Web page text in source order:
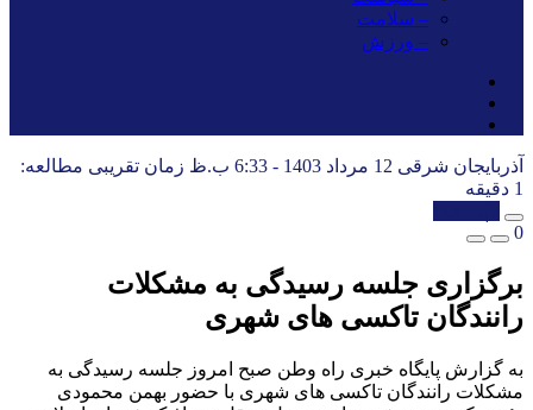
– سلامت
– ورزش
آذربایجان شرقی 12 مرداد 1403 - 6:33 ب.ظ
زمان تقریبی مطالعه:
1 دقیقه
0
برگزاری جلسه رسیدگی به مشکلات
رانندگان تاکسی های شهری
به گزارش پایگاه خبری راه وطن صبح امروز جلسه رسیدگی به
مشکلات رانندگان تاکسی های شهری با حضور بهمن محمودی